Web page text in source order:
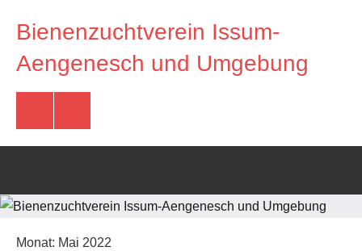
Inhalt
springen
Bienenzuchtverein Issum-
Aengenesch und Umgebung
Imkerverein
Aengenesch
Monat: Mai 2022